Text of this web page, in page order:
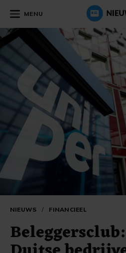
MENU
NIEUWS / FINANCIEEL